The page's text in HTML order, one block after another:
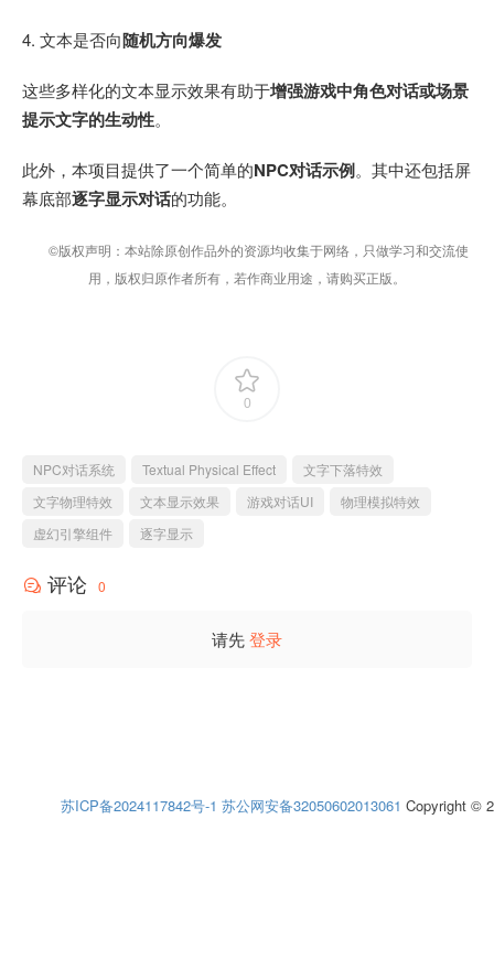
4. 文本是否向随机方向爆发
这些多样化的文本显示效果有助于增强游戏中角色对话或场景
提示文字的生动性。
此外，本项目提供了一个简单的NPC对话示例。其中还包括屏
幕底部逐字显示对话的功能。
©版权声明：本站除原创作品外的资源均收集于网络，只做学习和交流使
用，版权归原作者所有，若作商业用途，请购买正版。
0
NPC对话系统 Textual Physical Effect
文字下落特效
文字物理特效
文本显示效果 游戏对话UI
物理模拟特效
虚幻引擎组件
逐字显示
评论 0
请先登录
苏ICP备2024117842号-1 苏公网安备32050602013061 Copyright ©